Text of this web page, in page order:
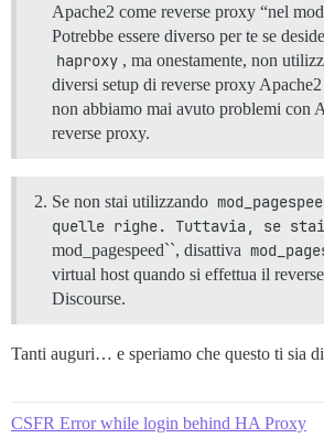
Apache2 come reverse proxy “nel
Potrebbe essere diverso per te se
haproxy , ma onestamente, non
diversi setup di reverse proxy
non abbiamo mai avuto problemi con
reverse proxy.
Se non stai utilizzando
mod_pagespeed``, disattiva
virtual host quando si effettua il
Discourse.
Tanti auguri… e speriamo che questo ti sia
CSFR Error while login behind HA Proxy